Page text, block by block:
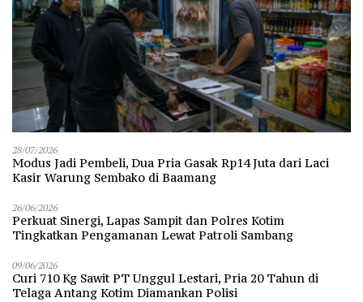
28/07/2026
Modus Jadi Pembeli, Dua Pria Gasak Rp14 Juta dari Laci
Kasir Warung Sembako di Baamang
26/06/2026
Perkuat Sinergi, Lapas Sampit dan Polres Kotim
Tingkatkan Pengamanan Lewat Patroli Sambang
09/06/2026
Curi 710 Kg Sawit PT Unggul Lestari, Pria 20 Tahun di
Telaga Antang Kotim Diamankan Polisi